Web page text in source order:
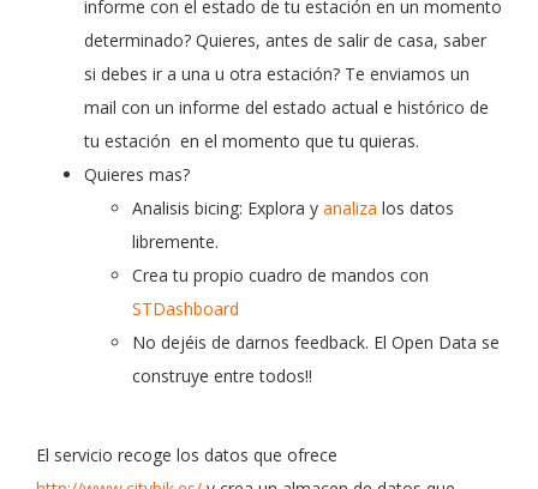
informe con el estado de tu estación en un momento
determinado? Quieres, antes de salir de casa, saber
si debes ir a una u otra estación? Te enviamos un
mail con un informe del estado actual e histórico de
tu estación en el momento que tu quieras.
Quieres mas?
Analisis bicing: Explora y analiza los datos
libremente.
Crea tu propio cuadro de mandos con
STDashboard
No dejéis de darnos feedback. El Open Data se
construye entre todos!!
El servicio recoge los datos que ofrece